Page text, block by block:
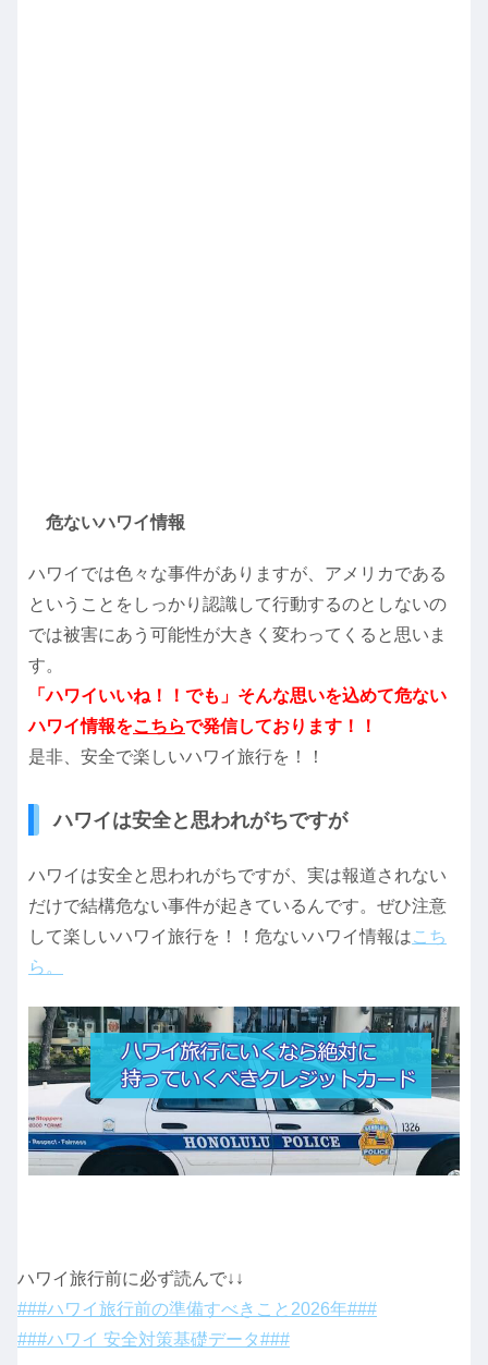
危ないハワイ情報
ハワイでは色々な事件がありますが、アメリカである
ということをしっかり認識して行動するのとしないの
では被害にあう可能性が大きく変わってくると思いま
す。
「ハワイいいね！！でも」そんな思いを込めて危ない
ハワイ情報をこちらで発信しております！！
是非、安全で楽しいハワイ旅行を！！
ハワイは安全と思われがちですが
ハワイは安全と思われがちですが、実は報道されない
だけで結構危ない事件が起きているんです。ぜひ注意
して楽しいハワイ旅行を！！危ないハワイ情報はこち
ら。
ハワイ旅行前に必ず読んで↓↓
###ハワイ旅行前の準備すべきこと2026年###
###ハワイ 安全対策基礎データ###